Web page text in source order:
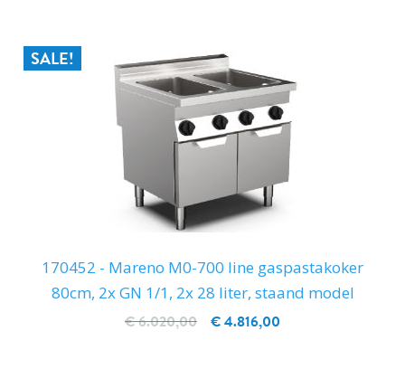
SALE!
170452 - Mareno M0-700 line gaspastakoker
80cm, 2x GN 1/1, 2x 28 liter, staand model
€ 4.816,00
€ 6.020,00